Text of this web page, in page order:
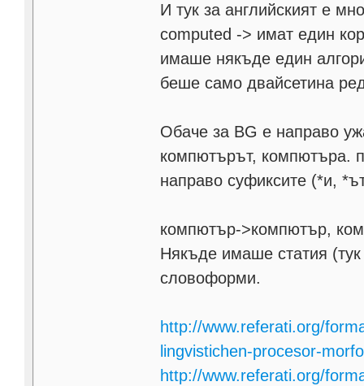
И тук за английският е
computed -> имат един
имаше някъде един
беше само двайсетина
Обаче за BG е направо
компютърът, компютъра.
направо суфиксите (*и,
компютър->компютър,
Някъде имаше статия
словоформи.
http://www.referati.org/
lingvistichen-procesor-
http://www.referati.org/